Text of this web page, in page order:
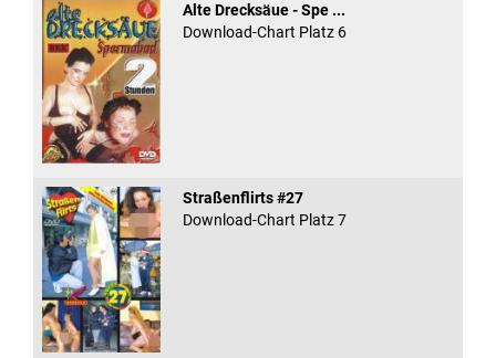
Alte Drecksäue - Spe ...
Download-Chart Platz 6
Straßenflirts #27
Download-Chart Platz 7